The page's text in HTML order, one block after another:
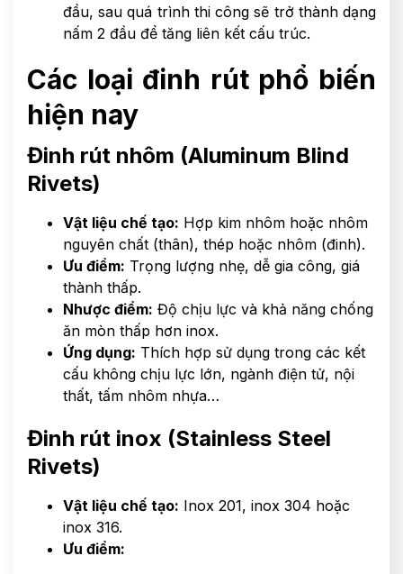
đầu, sau quá trình thi công sẽ trở thành dạng
nấm 2 đầu để tăng liên kết cấu trúc.
Các loại đinh rút phổ biến
hiện nay
Đinh rút nhôm (Aluminum Blind
Rivets)
Vật liệu chế tạo: Hợp kim nhôm hoặc nhôm
nguyên chất (thân), thép hoặc nhôm (đinh).
Ưu điểm: Trọng lượng nhẹ, dễ gia công, giá
thành thấp.
Nhược điểm: Độ chịu lực và khả năng chống
ăn mòn thấp hơn inox.
Ứng dụng: Thích hợp sử dụng trong các kết
cấu không chịu lực lớn, ngành điện tử, nội
thất, tấm nhôm nhựa…
Đinh rút inox (Stainless Steel
Rivets)
Vật liệu chế tạo: Inox 201, inox 304 hoặc
inox 316.
Ưu điểm: